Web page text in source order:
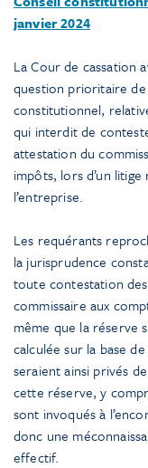
janvier 2024
La Cour de cassation
question prioritaire
constitutionnel,
qui interdit de
attestation du
impôts, lors d’un
l’entreprise.
Les requérants
la jurisprudence
toute contestation
commissaire aux
même que la réserve
calculée sur la base
seraient ainsi privés
cette réserve, y
sont invoqués à
donc une
effectif.